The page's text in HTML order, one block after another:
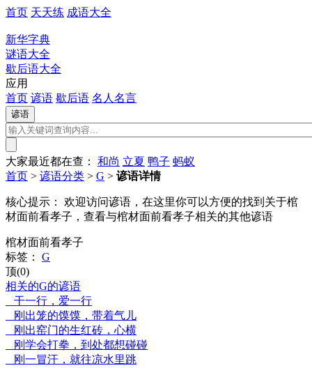
首页 天天练 成语大全
新华字典
谜语大全
歇后语大全
应用
首页 谚语 歇后语 名人名言
大家最近都在查： 和尚 立夏 鸭子 蚂蚁
首页 > 谚语分类 > G > 谚语详情
核心提示：
欢迎访问谚语，在这里你可以方便的找到关于棺
材面前看孝子，查看与棺材面前看孝子相关的其他谚语
棺材面前看孝子
标签：
G
顶(0)
相关的G的谚语
干一行，爱一行
刚出笼的馍馍，带着气儿
刚出窑门的生红砖，心横
刚学会打拳，到处都想碰碰
刚一冒汗，就往凉水里跳